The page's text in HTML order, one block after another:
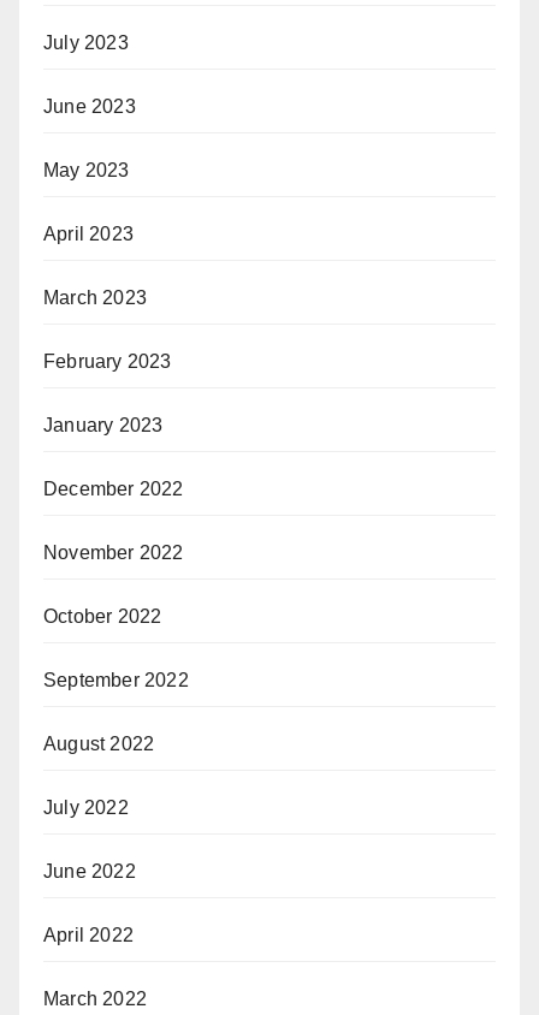
July 2023
June 2023
May 2023
April 2023
March 2023
February 2023
January 2023
December 2022
November 2022
October 2022
September 2022
August 2022
July 2022
June 2022
April 2022
March 2022